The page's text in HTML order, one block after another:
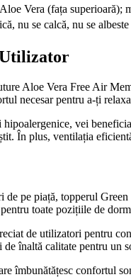
Vera (fața superioară);
nu se calcă, nu se
Aloe Vera Free Air
necesar pentru a-ți
hipoalergenice, vei
În plus, ventilația
de pe piață, topperul
toate pozițiile de
de utilizatori pentru
înaltă calitate pentru un
îmbunătățesc confortul